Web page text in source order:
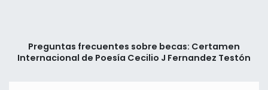
Preguntas frecuentes sobre becas: Certamen
Internacional de Poesía Cecilio J Fernandez Testón